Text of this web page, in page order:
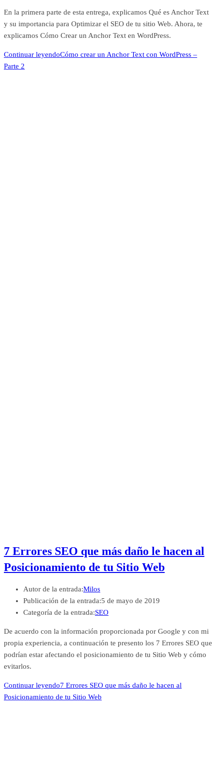
En la primera parte de esta entrega, explicamos Qué es Anchor Text
y su importancia para Optimizar el SEO de tu sitio Web. Ahora, te
explicamos Cómo Crear un Anchor Text en WordPress.
Continuar leyendoCómo crear un Anchor Text con WordPress –
Parte 2
7 Errores SEO que más daño le hacen al
Posicionamiento de tu Sitio Web
Autor de la entrada:Milos
Publicación de la entrada:5 de mayo de 2019
Categoría de la entrada:SEO
De acuerdo con la información proporcionada por Google y con mi
propia experiencia, a continuación te presento los 7 Errores SEO que
podrían estar afectando el posicionamiento de tu Sitio Web y cómo
evitarlos.
Continuar leyendo7 Errores SEO que más daño le hacen al
Posicionamiento de tu Sitio Web